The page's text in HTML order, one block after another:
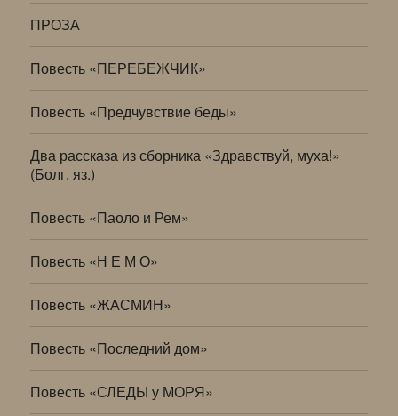
ПРОЗА
Повесть «ПЕРЕБЕЖЧИК»
Повесть «Предчувствие беды»
Два рассказа из сборника «Здравствуй, муха!»
(Болг. яз.)
Повесть «Паоло и Рем»
Повесть «Н Е М О»
Повесть «ЖАСМИН»
Повесть «Последний дом»
Повесть «СЛЕДЫ у МОРЯ»